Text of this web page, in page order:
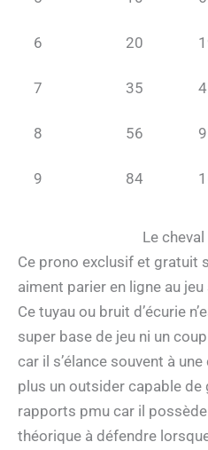
6 20
7 35
8 56
9 84
Le
Ce prono exclusif et gratuit
aiment parier en ligne au
Ce tuyau ou bruit d’écurie
super base de jeu ni un
car il s’élance souvent à
plus un outsider capable de
rapports pmu car il
théorique à défendre